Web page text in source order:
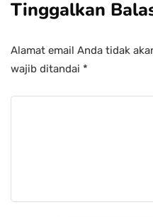
Tinggalkan
Alamat email Anda tidak
wajib ditandai *